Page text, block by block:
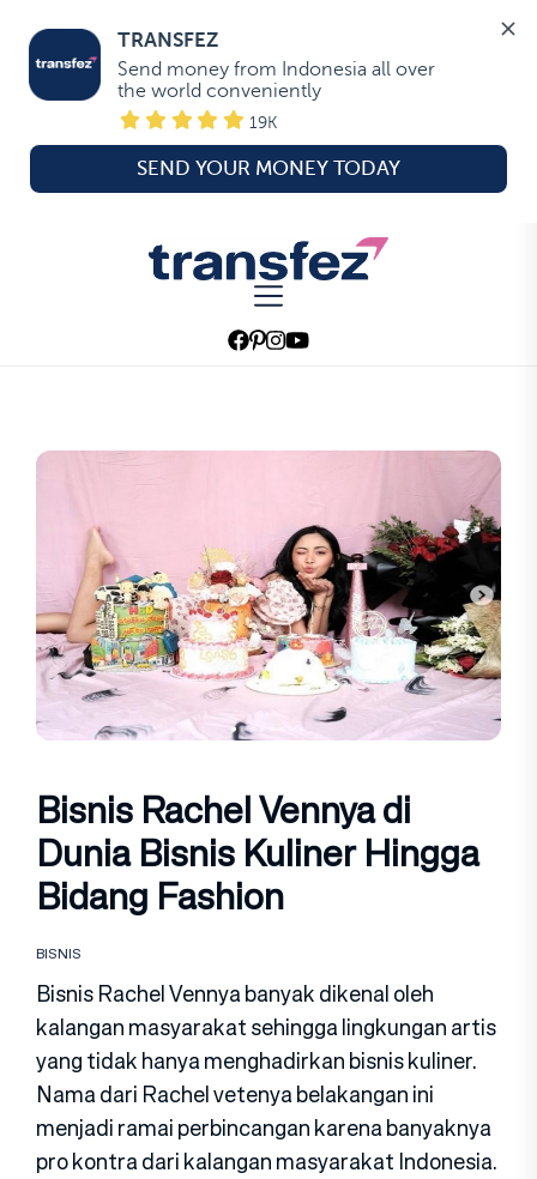
TRANSFEZ
Send money from Indonesia all over
the world conveniently
19K
SEND YOUR MONEY TODAY
Transfez
Bisnis Rachel Vennya di
Dunia Bisnis Kuliner Hingga
Bidang Fashion
BISNIS
Bisnis Rachel Vennya banyak dikenal oleh
kalangan masyarakat sehingga lingkungan artis
yang tidak hanya menghadirkan bisnis kuliner.
Nama dari Rachel vetenya belakangan ini
menjadi ramai perbincangan karena banyaknya
pro kontra dari kalangan masyarakat Indonesia.